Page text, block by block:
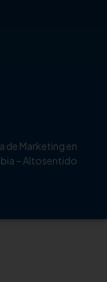
de Marketing en
– Altosentido